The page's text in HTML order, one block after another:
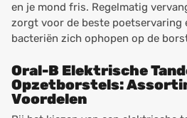
en je mond fris. Regelmatig
zorgt voor de beste poetservaring
bacteriën zich ophopen op de
Oral-B Elektrische
Opzetborstels:
Voordelen